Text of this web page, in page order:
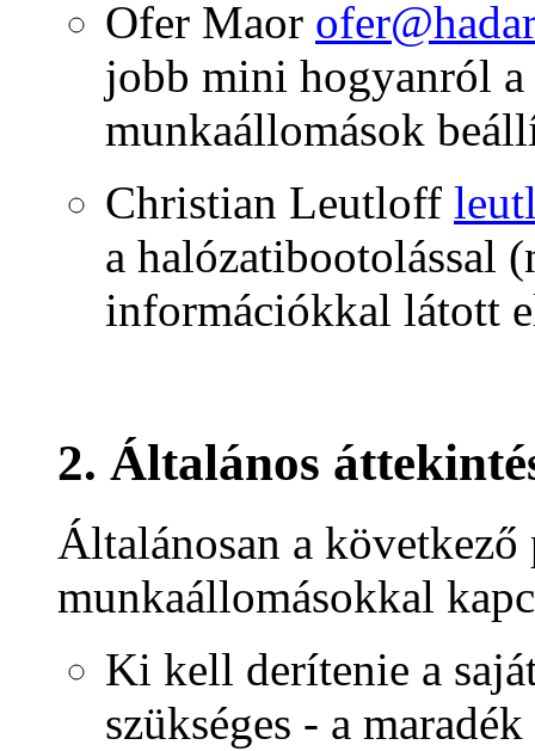
Ofer Maor
jobb mini hogyanról
munkaállomások
Christian Leutloff
a halózatibootolással
információkkal látott
2. Általános
Általánosan a
munkaállomásokkal
Ki kell derítenie a
szükséges - a